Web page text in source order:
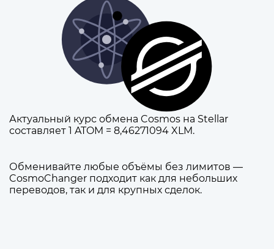
Актуальный курс обмена Cosmos на Stellar
составляет 1 ATOM = 8,46271094 XLM.
Обменивайте любые объёмы без лимитов —
CosmoChanger подходит как для небольших
переводов, так и для крупных сделок.